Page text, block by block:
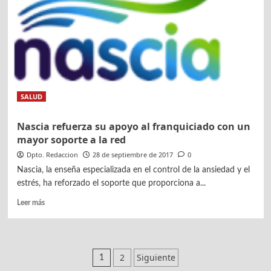
centros
en
Barcelona
y
Murcia
SALUD
Nascia refuerza su apoyo al franquiciado con un
mayor soporte a la red
Dpto. Redaccion 28 de septiembre de 2017 0
Nascia, la enseña especializada en el control de la ansiedad y el
estrés, ha reforzado el soporte que proporciona a...
Leer másLeer
Paginación
1 2 Siguiente